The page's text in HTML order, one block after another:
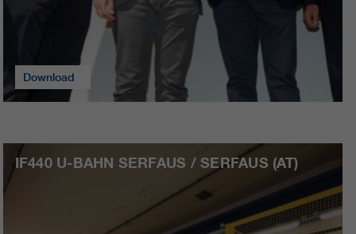
Download
IF440 U-BAHN SERFAUS / SERFAUS (AT)